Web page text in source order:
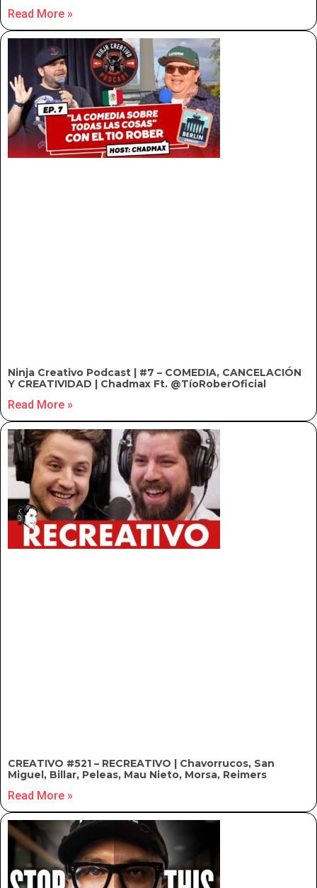
Read More »
Ninja Creativo Podcast | #7 – COMEDIA, CANCELACIÓN
Y CREATIVIDAD | Chadmax Ft. @TíoRoberOficial
Read More »
CREATIVO #521 – RECREATIVO | Chavorrucos, San
Miguel, Billar, Peleas, Mau Nieto, Morsa, Reimers
Read More »